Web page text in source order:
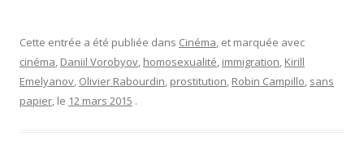
Cette entrée a été publiée dans Cinéma, et marquée avec
cinéma, Daniil Vorobyov, homosexualité, immigration, Kirill
Emelyanov, Olivier Rabourdin, prostitution, Robin Campillo, sans
papier, le 12 mars 2015 .